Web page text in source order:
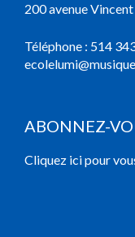
200 avenue
Téléphone : 514
ABONNEZ-
Cliquez ici pour